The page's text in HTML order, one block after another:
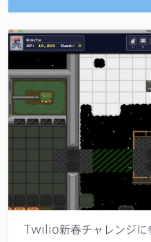
Twilio新春チャレンジに